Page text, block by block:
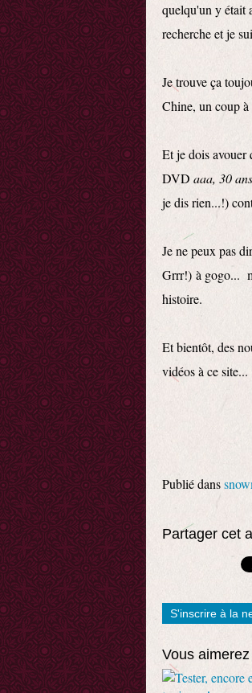
quelqu'un y était
recherche et je
Je trouve ça
Chine, un coup
Et je dois avouer
DVD aaa, 30
je dis rien...!)
Je ne peux pas
Grrr!) à gogo...
histoire.
Et bientôt, des
vidéos à ce site...
Publié dans
Partager cet
S'inscrire à la
Vous